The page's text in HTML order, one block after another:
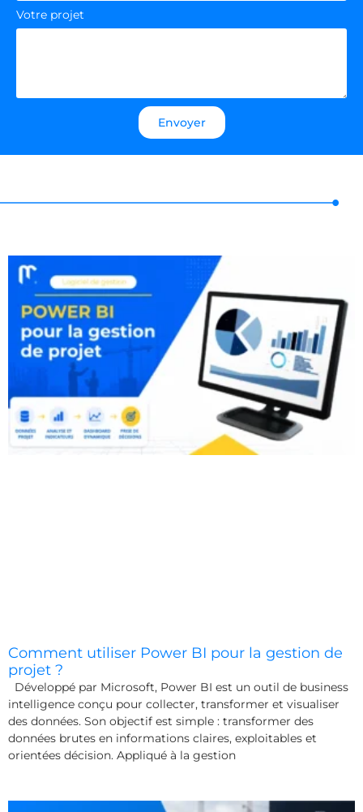
Votre projet
Envoyer
Comment utiliser Power BI pour la gestion de
projet ?
Développé par Microsoft, Power BI est un outil de business
intelligence conçu pour collecter, transformer et visualiser
des données. Son objectif est simple : transformer des
données brutes en informations claires, exploitables et
orientées décision. Appliqué à la gestion